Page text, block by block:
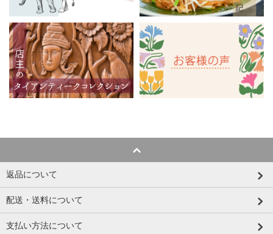
返品について
配送・送料について
支払い方法について